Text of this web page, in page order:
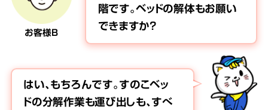
お客様B
階です。ベッドの解体もお願い
できますか？
はい、もちろんです。すのこベッ
ドの分解作業も運び出しも、すべ